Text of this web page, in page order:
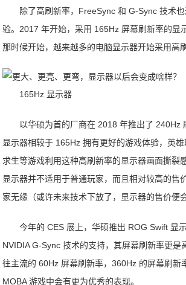
除了高刷新率，FreeSync 和 G-Sync 技术
验。2017 年开始，采用 165Hz 屏幕刷新率的显
那时候开始，越来越多的电脑显示器开始采用高
165Hz 显示器
以华硕为首的厂商在 2018 年推出了 240Hz
显示器相较于 165Hz 拥有更好的游戏体验，英
求生等游戏利用这种高刷新率的显示器画面撕裂
显示器并不适用于普通玩家，而且相对较高的售
家无缘（或许未来技术下放了，显示器的售价便
今年的 CES 展上，华硕推出 ROG Swift 显
NVIDIA G-Sync 技术的支持，其屏幕刷新率更是
往主流的 60Hz 屏幕刷新率，360Hz 的屏幕刷新
MOBA 游戏中会有更为优秀的表现。